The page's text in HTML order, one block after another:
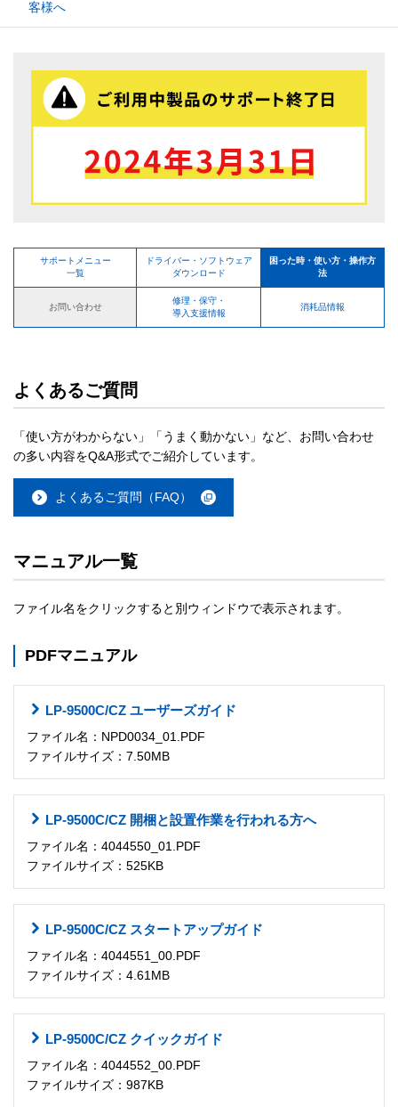
客様へ
サポートメニュー
一覧
ドライバー・ソフトウェア
ダウンロード
困った時・使い方・操作方
法
お問い合わせ
修理・保守・
導入支援情報
消耗品情報
よくあるご質問
「使い方がわからない」「うまく動かない」など、お問い合わせ
の多い内容をQ&A形式でご紹介しています。
よくあるご質問（FAQ）
マニュアル一覧
ファイル名をクリックすると別ウィンドウで表示されます。
PDFマニュアル
LP-9500C/CZ ユーザーズガイド
ファイル名：NPD0034_01.PDF
ファイルサイズ：7.50MB
LP-9500C/CZ 開梱と設置作業を行われる方へ
ファイル名：4044550_01.PDF
ファイルサイズ：525KB
LP-9500C/CZ スタートアップガイド
ファイル名：4044551_00.PDF
ファイルサイズ：4.61MB
LP-9500C/CZ クイックガイド
ファイル名：4044552_00.PDF
ファイルサイズ：987KB